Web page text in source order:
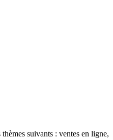
suivants : ventes en ligne,